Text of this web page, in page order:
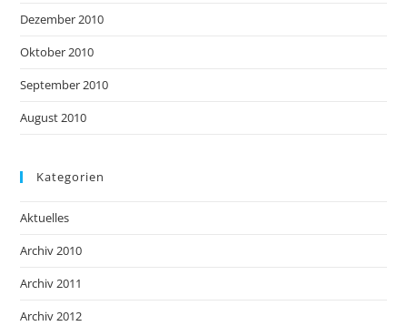
Dezember 2010
Oktober 2010
September 2010
August 2010
Kategorien
Aktuelles
Archiv 2010
Archiv 2011
Archiv 2012